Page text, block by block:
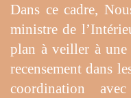
Dans ce cadre,
ministre de
plan à veiller à une
recensement dans
coordination